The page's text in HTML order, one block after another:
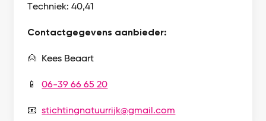
Techniek: 40,41
Contactgegevens aanbieder:
🙍 Kees Beaart
📱06-39 66 65 20
📧stichtingnatuurrijk@gmail.com